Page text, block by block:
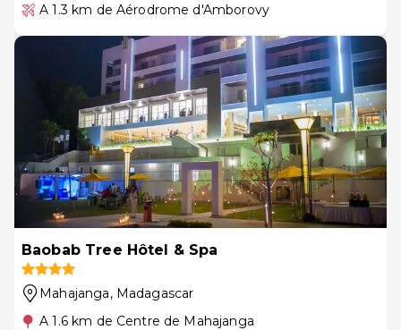
A 1.3 km de Aérodrome d'Amborovy
Baobab Tree Hôtel & Spa
Mahajanga, Madagascar
A 1.6 km de Centre de Mahajanga